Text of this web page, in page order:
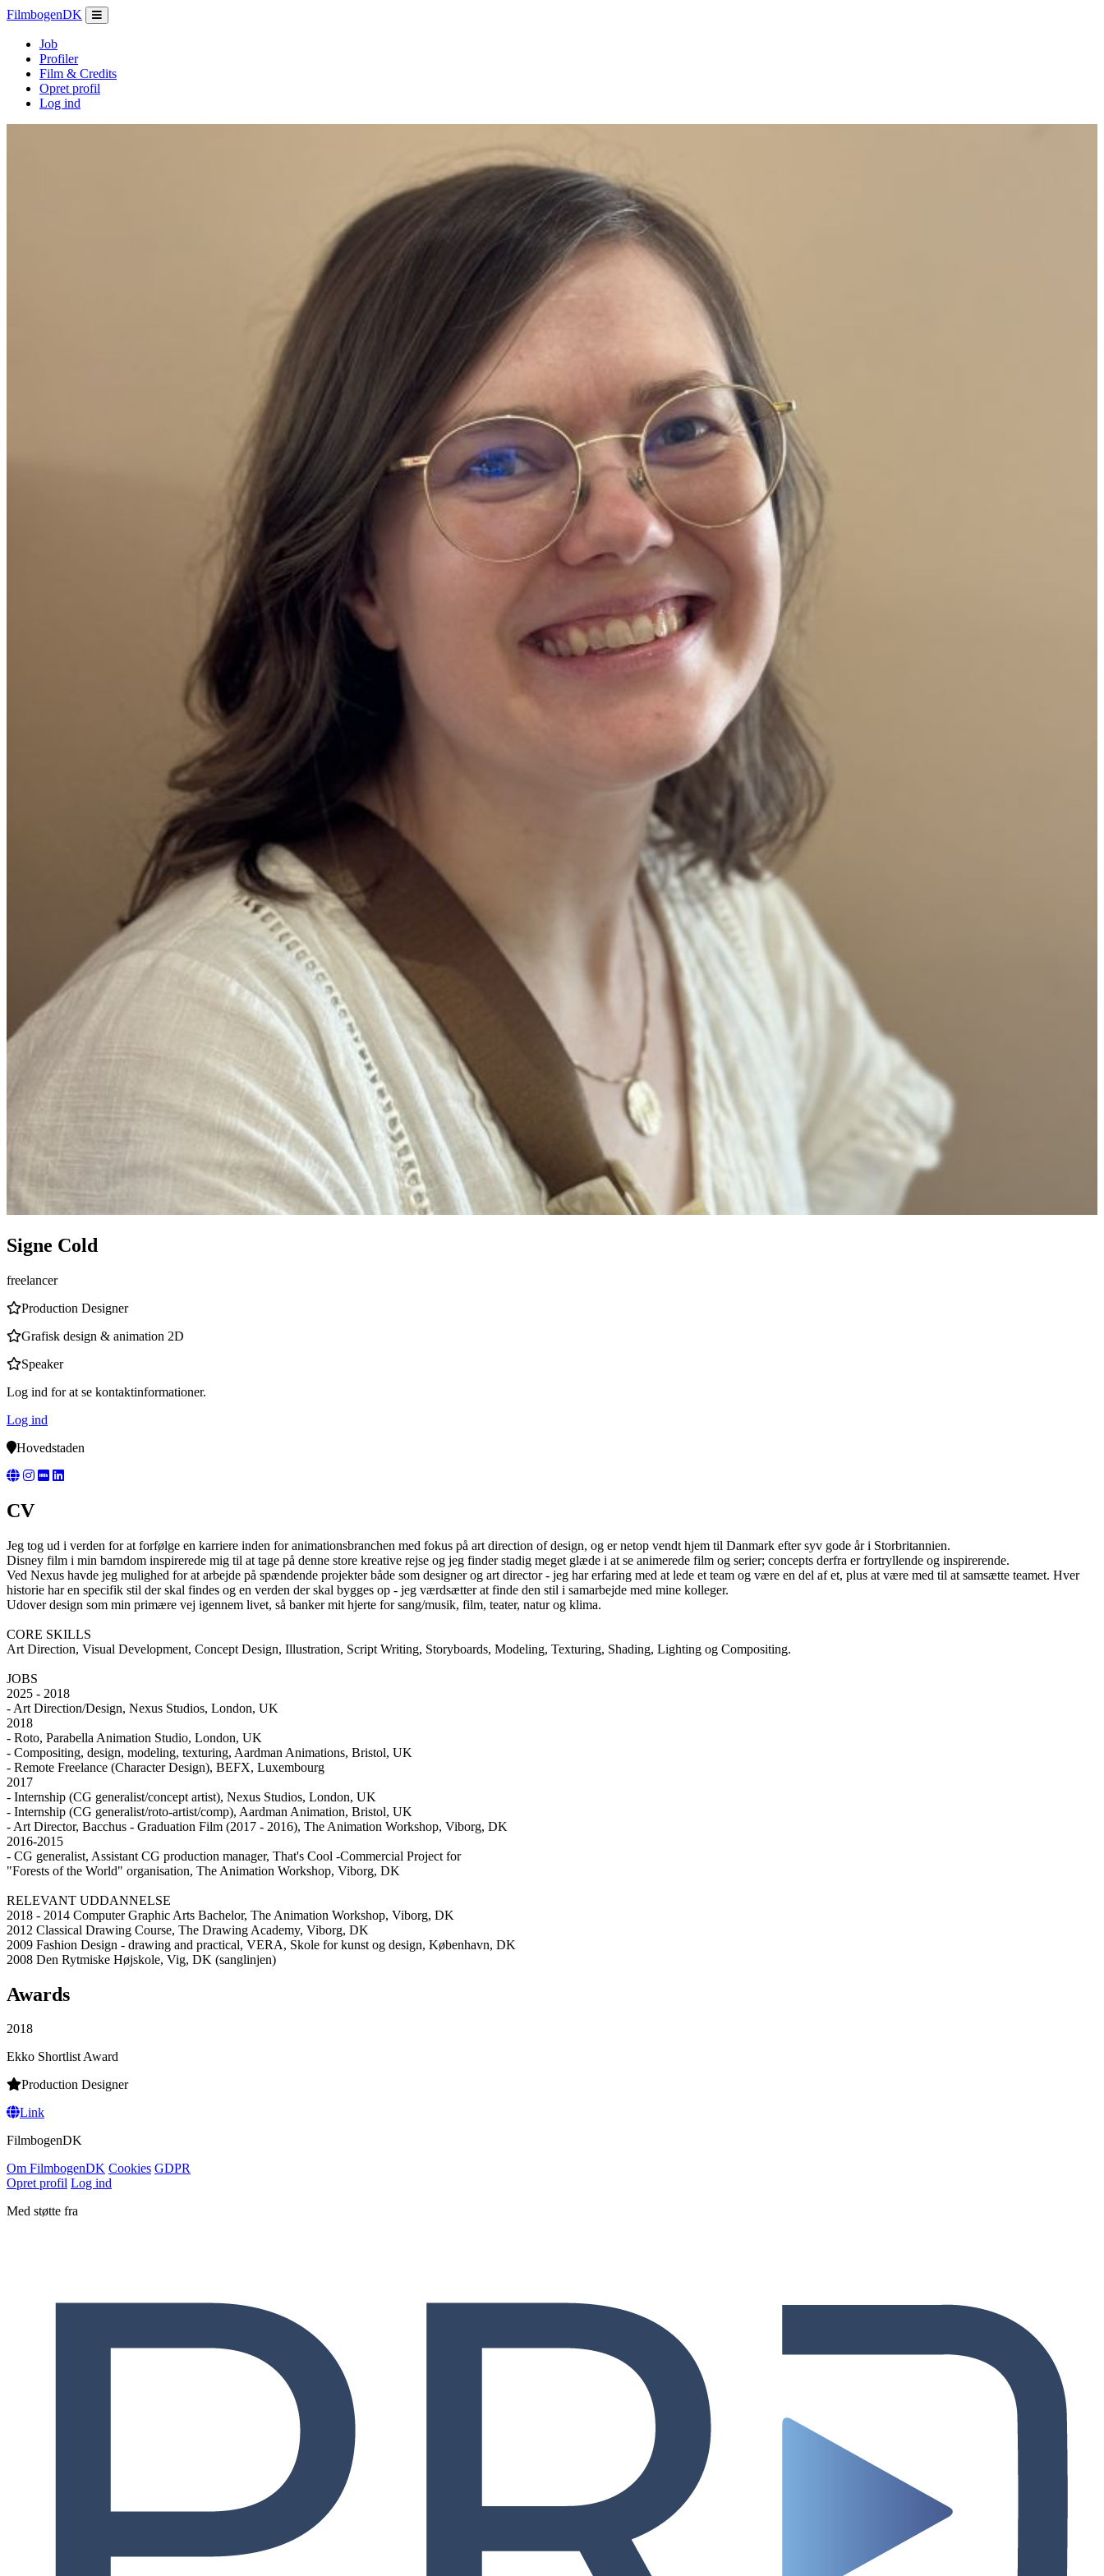
FilmbogenDK
Job
Profiler
Film & Credits
Opret profil
Log ind
Signe Cold
freelancer
Production Designer
Grafisk design & animation 2D
Speaker
Log ind for at se kontaktinformationer.
Log ind
Hovedstaden
CV
Jeg tog ud i verden for at forfølge en karriere inden for animationsbranchen med fokus på art direction of design, og er netop vendt hjem til Danmark efter syv gode år i Storbritannien.
Disney film i min barndom inspirerede mig til at tage på denne store kreative rejse og jeg finder stadig meget glæde i at se animerede film og serier; concepts derfra er fortryllende og inspirerende.
Ved Nexus havde jeg mulighed for at arbejde på spændende projekter både som designer og art director - jeg har erfaring med at lede et team og være en del af et, plus at være med til at samsætte teamet. Hver
historie har en specifik stil der skal findes og en verden der skal bygges op - jeg værdsætter at finde den stil i samarbejde med mine kolleger.
Udover design som min primære vej igennem livet, så banker mit hjerte for sang/musik, film, teater, natur og klima.
CORE SKILLS
Art Direction, Visual Development, Concept Design, Illustration, Script Writing, Storyboards, Modeling, Texturing, Shading, Lighting og Compositing.
JOBS
2025 - 2018
- Art Direction/Design, Nexus Studios, London, UK
2018
- Roto, Parabella Animation Studio, London, UK
- Compositing, design, modeling, texturing, Aardman Animations, Bristol, UK
- Remote Freelance (Character Design), BEFX, Luxembourg
2017
- Internship (CG generalist/concept artist), Nexus Studios, London, UK
- Internship (CG generalist/roto-artist/comp), Aardman Animation, Bristol, UK
- Art Director, Bacchus - Graduation Film (2017 - 2016), The Animation Workshop, Viborg, DK
2016-2015
- CG generalist, Assistant CG production manager, That's Cool -Commercial Project for
"Forests of the World" organisation, The Animation Workshop, Viborg, DK
RELEVANT UDDANNELSE
2018 - 2014 Computer Graphic Arts Bachelor, The Animation Workshop, Viborg, DK
2012 Classical Drawing Course, The Drawing Academy, Viborg, DK
2009 Fashion Design - drawing and practical, VERA, Skole for kunst og design, København, DK
2008 Den Rytmiske Højskole, Vig, DK (sanglinjen)
Awards
2018
Ekko Shortlist Award
Production Designer
Link
FilmbogenDK
Om FilmbogenDK Cookies GDPR
Opret profil Log ind
Med støtte fra